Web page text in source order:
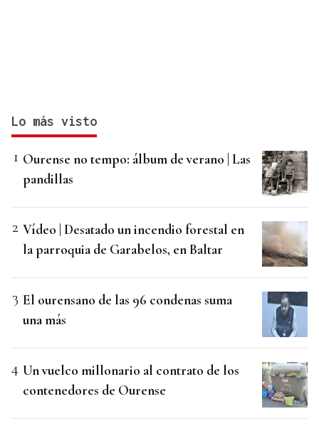
Lo más visto
Ourense no tempo: álbum de verano | Las
pandillas
Vídeo | Desatado un incendio forestal en
la parroquia de Garabelos, en Baltar
El ourensano de las 96 condenas suma
una más
Un vuelco millonario al contrato de los
contenedores de Ourense